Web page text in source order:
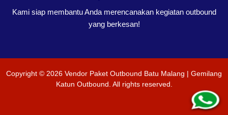
Kami siap membantu Anda merencanakan kegiatan outbound
yang berkesan!
Copyright © 2026 Vendor Paket Outbound Batu Malang | Gemilang
Katun Outbound . All rights reserved.